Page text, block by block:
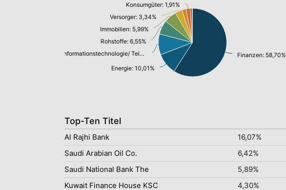
Finanzen: 58,70%
Energie: 10,01%
Informationstechnologie/ Telekommunikation: 9,79%
Rohstoffe: 6,55%
Immobilien: 5,99%
Versorger: 3,34%
Konsumgüter: 1,91%
Top-Ten Titel
Al Rajhi Bank
16,07%
Saudi Arabian Oil Co.
6,42%
Saudi National Bank The
5,89%
Kuwait Finance House KSC
4,30%